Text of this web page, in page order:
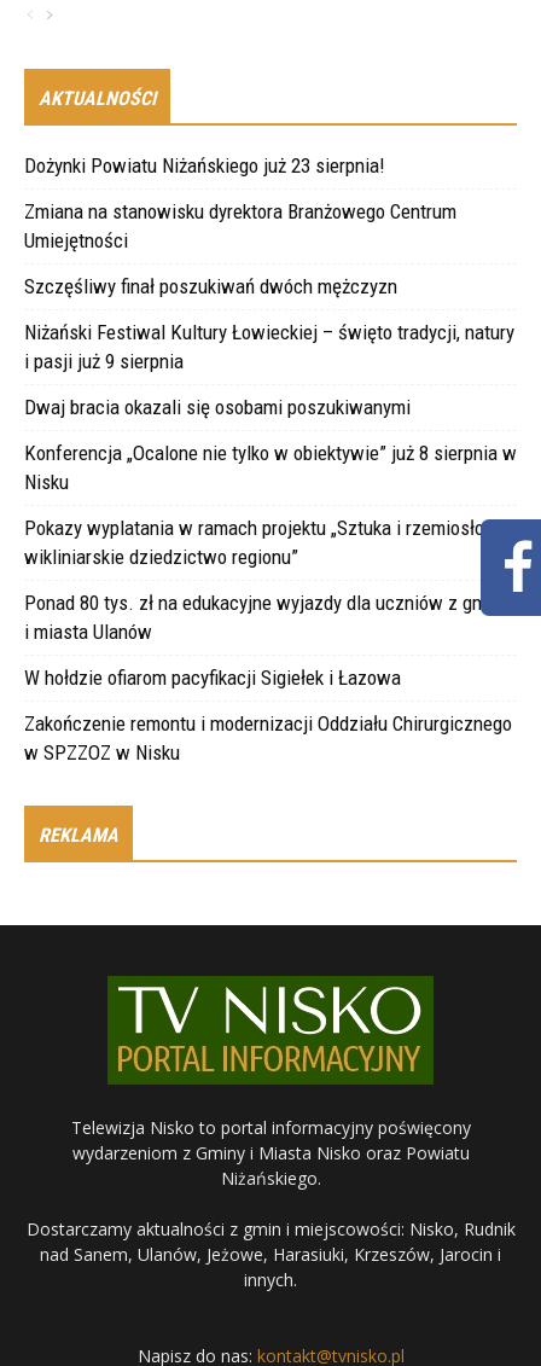
AKTUALNOŚCI
Dożynki Powiatu Niżańskiego już 23 sierpnia!
Zmiana na stanowisku dyrektora Branżowego Centrum
Umiejętności
Szczęśliwy finał poszukiwań dwóch mężczyzn
Niżański Festiwal Kultury Łowieckiej – święto tradycji, natury
i pasji już 9 sierpnia
Dwaj bracia okazali się osobami poszukiwanymi
Konferencja „Ocalone nie tylko w obiektywie” już 8 sierpnia w
Nisku
Pokazy wyplatania w ramach projektu „Sztuka i rzemiosło –
wikliniarskie dziedzictwo regionu”
Ponad 80 tys. zł na edukacyjne wyjazdy dla uczniów z gminy
i miasta Ulanów
W hołdzie ofiarom pacyfikacji Sigiełek i Łazowa
Zakończenie remontu i modernizacji Oddziału Chirurgicznego
w SPZZOZ w Nisku
REKLAMA
Telewizja Nisko to portal informacyjny poświęcony
wydarzeniom z Gminy i Miasta Nisko oraz Powiatu
Niżańskiego.
Dostarczamy aktualności z gmin i miejscowości: Nisko, Rudnik
nad Sanem, Ulanów, Jeżowe, Harasiuki, Krzeszów, Jarocin i
innych.
Napisz do nas: kontakt@tvnisko.pl